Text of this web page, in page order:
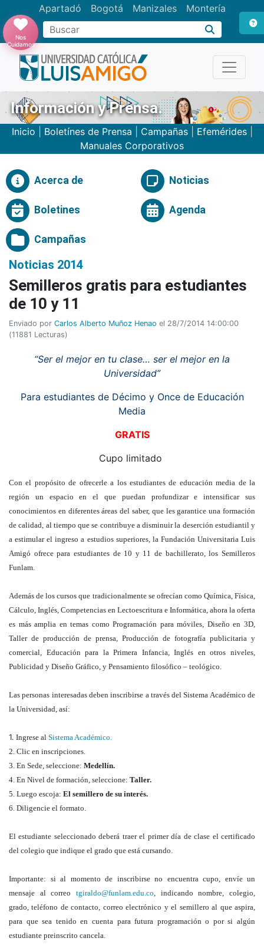
Apartadó Bogotá Manizales Montería
Buscar
Nos
Cuidamos
Información y Prensa.
Inicio Boletínes de Prensa Campañas| Efemérides|
Manuales Corporativos
Acerca de Noticias
Boletines Agenda
Campañas
Noticias 2014
Semilleros gratis para estudiantes
de 10 y 11
Enviado por Carlos Alberto Muñoz Henao el 28/7/2014 14:00:00
(11881 Lecturas)
“Ser el mejor en tu clase… ser el mejor en la
Universidad”
Para estudiantes de Décimo y Once de Educación
Media
GRATIS
Cupo limitado
Con el propósito de ofrecerle a los estudiantes de educación media de la
región un espacio en el que puedan profundizar e intensificar sus
conocimientos en diferentes áreas del saber, que les garantice una formación
de calidad, al tiempo que se contribuye a disminuir la deserción estudiantil y
a estimular el ingreso a estudios superiores, la Fundación Universitaria Luis
Amigó ofrece para estudiantes de 10 y 11 de bachillerato, los Semilleros
Funlam.
Además de los cursos que tradicionalmente se ofrecían como Química, Física,
Cálculo, Inglés, Competencias en Lectoescritura e Informática, ahora la oferta
es más amplia en temas como Programación para móviles, Diseño en 3D,
Taller de producción de prensa, Producción de fotografía publicitaria y
comercial, Educación para la Primera Infancia, Inglés en otros niveles,
Publicidad y Diseño Gráfico, y Pensamiento filosófico – teológico.
Las personas interesadas deben inscribirse a través del Sistema Académico de
la Universidad, así:
1. Ingrese al Sistema Académico.
2. Clic en inscripciones.
3. En Sede, seleccione: Medellín.
4. En Nivel de formación, seleccione: Taller.
5. Luego escoja: El semillero de su interés.
6. Diligencie el formato.
El estudiante seleccionado deberá traer el primer día de clase el certificado
del colegio que indique el grado que está cursando.
Importante: si al momento de inscribirse no encuentra cupo, envíe un
mensaje al correo tgiraldo@funlam.edu.co , indicando nombre, colegio,
grado, teléfono de contacto, correo electrónico y el semillero al que aspira,
para que sea tenido en cuenta para futura programación o por si algún
estudiante preinscrito cancela.